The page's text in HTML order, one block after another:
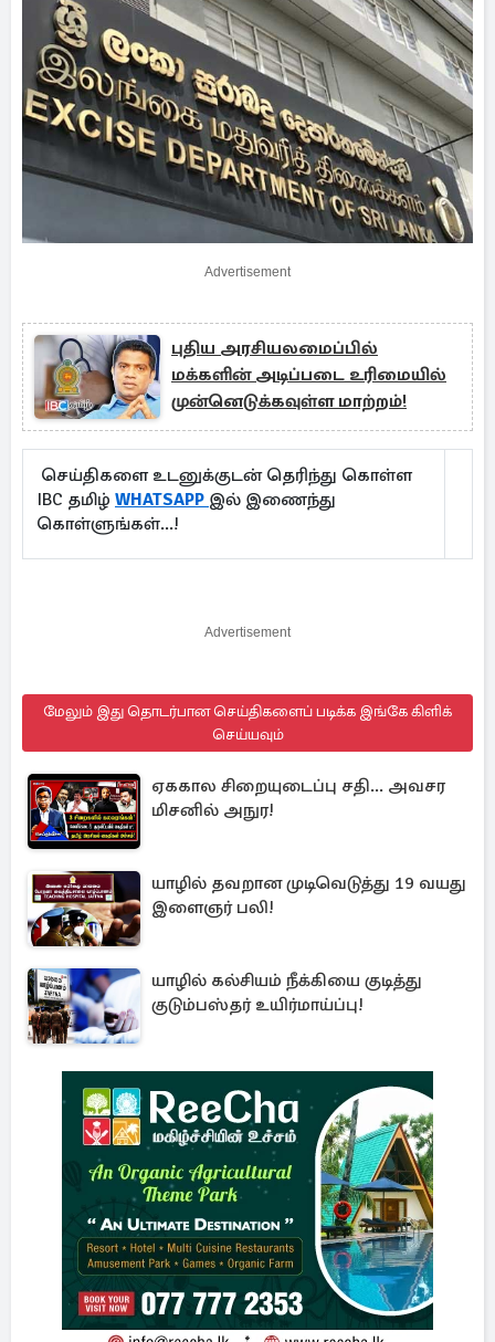
Advertisement
புதிய அரசியலமைப்பில்
மக்களின் அடிப்படை உரிமையில்
முன்னெடுக்கவுள்ள மாற்றம்!
செய்திகளை உடனுக்குடன் தெரிந்து கொள்ள
IBC தமிழ் WHATSAPP இல் இணைந்து
கொள்ளுங்கள்...!
Advertisement
மேலும் இது தொடர்பான செய்திகளைப் படிக்க இங்கே கிளிக்
செய்யவும்
ஏககால சிறையுடைப்பு சதி... அவசர
மிசனில் அநுர!
யாழில் தவறான முடிவெடுத்து 19 வயது
இளைஞர் பலி!
யாழில் கல்சியம் நீக்கியை குடித்து
குடும்பஸ்தர் உயிர்மாய்ப்பு!